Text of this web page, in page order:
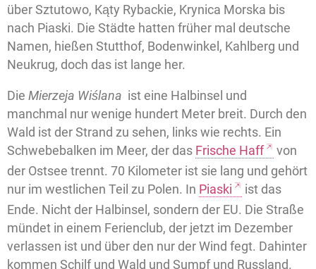
über Sztutowo, Kąty Rybackie, Krynica Morska bis
nach Piaski. Die Städte hatten früher mal deutsche
Namen, hießen Stutthof, Bodenwinkel, Kahlberg und
Neukrug, doch das ist lange her.
Die Mierzeja Wiślana ist eine Halbinsel und
manchmal nur wenige hundert Meter breit. Durch den
Wald ist der Strand zu sehen, links wie rechts. Ein
Schwebebalken im Meer, der das Frische Haff
von
der Ostsee trennt. 70 Kilometer ist sie lang und gehört
nur im westlichen Teil zu Polen. In Piaski
ist das
Ende. Nicht der Halbinsel, sondern der EU. Die Straße
mündet in einem Ferienclub, der jetzt im Dezember
verlassen ist und über den nur der Wind fegt. Dahinter
kommen Schilf und Wald und Sumpf und Russland.